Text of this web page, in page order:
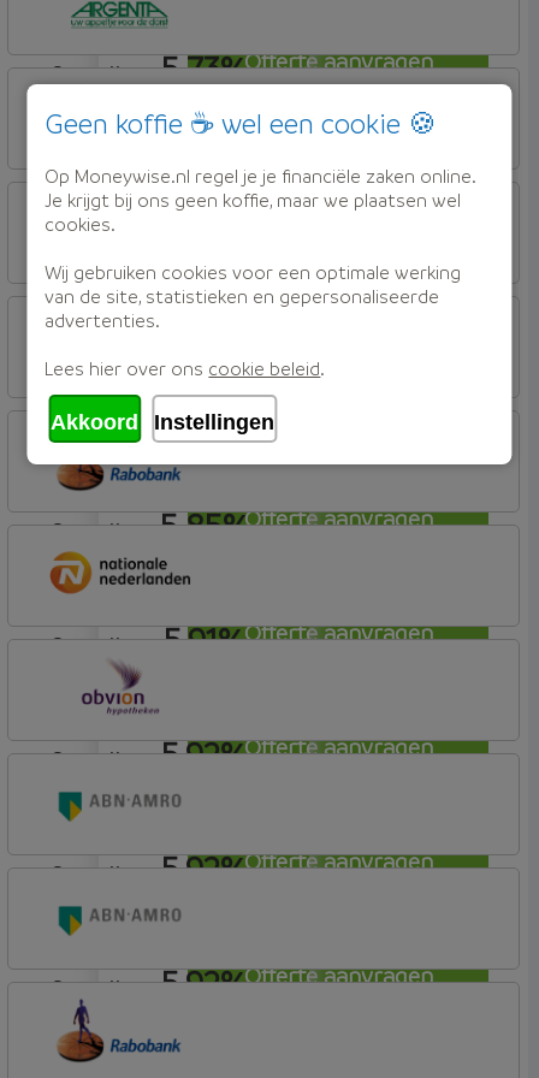
Offerte aanvragen
5,73%
Offerte aanvragen
aflosvrij
5,78%
Offerte aanvragen
Argenta
Hypotheek
aflosvrij
5,80%
Offerte aanvragen
Rabobank Spaarbank
Plusvoorwaarden (Incl. Korting)
aflosvrij
5,85%
Offerte aanvragen
Rabobank Spaarbank
aflosvrij
5,85%
Offerte aanvragen
Florius
Profijt drie + drie
aflosvrij
5,91%
Offerte aanvragen
Basisvoorwaarden
aflosvrij
5,92%
Offerte aanvragen
Nationale-Nederlanden Bank
Nationale Nederlanden
aflosvrij
5,92%
Offerte aanvragen
Woon Hypotheek
aflosvrij
5,92%
Woning
aflosvrij
ABN AMRO Bank
Woning
Geen koffie ☕ wel een cookie 🍪
Op Moneywise.nl regel je je financiële zaken online.
Je krijgt bij ons geen koffie, maar we plaatsen wel
cookies.
Wij gebruiken cookies voor een optimale werking
van de site, statistieken en gepersonaliseerde
advertenties.
Lees hier over ons cookie beleid.
Akkoord Instellingen